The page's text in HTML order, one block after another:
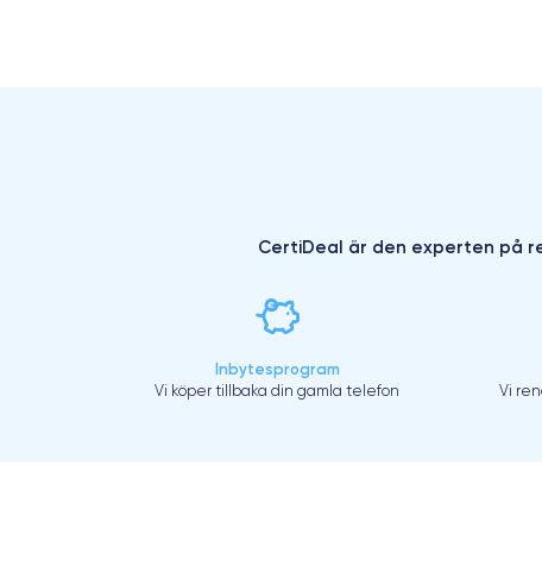
CertiDeal är den experten på
Inbytesprogram
Vi köper tillbaka din gamla telefon Vi